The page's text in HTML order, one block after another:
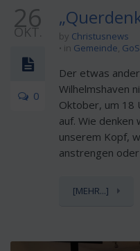
26
OKT.
0
by Christusnews
in Gemeinde,
Der etwas
Wilhelmshaven
Oktober, um 18
auf. Wie denken
unserem Kopf,
anstrengen
[MEHR...]